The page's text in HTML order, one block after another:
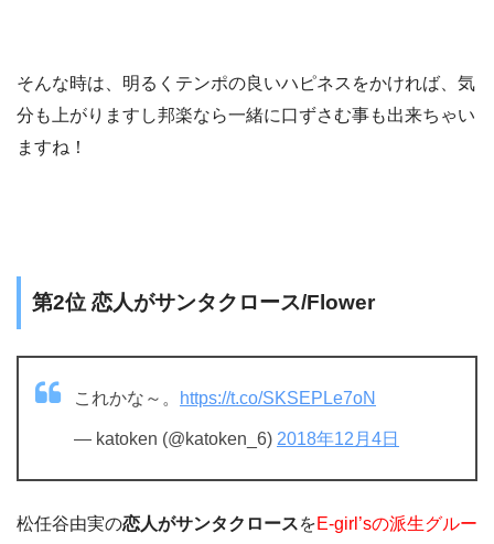
そんな時は、明るくテンポの良いハピネスをかければ、気
分も上がりますし邦楽なら一緒に口ずさむ事も出来ちゃい
ますね！
第2位 恋人がサンタクロース/Flower
これかな～。 https://t.co/SKSEPLe7oN
— katoken (@katoken_6) 2018年12月4日
松任谷由実の恋人がサンタクロースをE-girl’sの派生グルー